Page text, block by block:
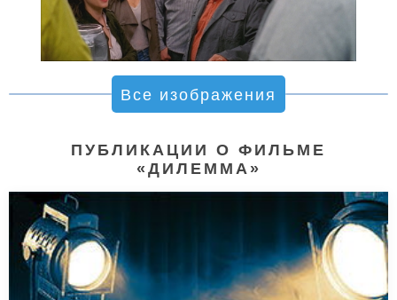
Все изображения
ПУБЛИКАЦИИ О ФИЛЬМЕ
«ДИЛЕММА»